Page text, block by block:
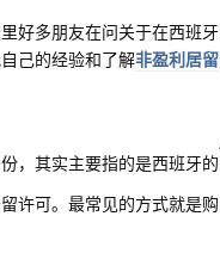
好多朋友在问关于在西班
己的经验和了解非盈利居留
，其实主要指的是西班牙的
许可。最常见的方式就是